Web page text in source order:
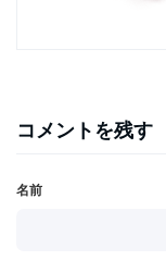
コメントを残す
名前